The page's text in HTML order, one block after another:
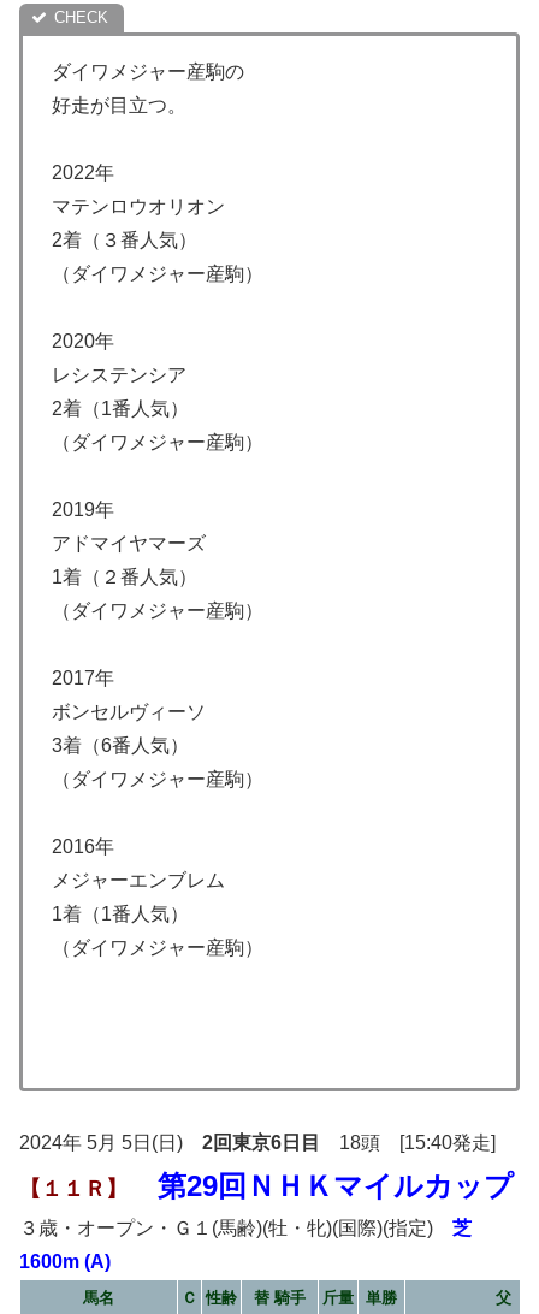
ダイワメジャー産駒の
好走が目立つ。
2022年
マテンロウオリオン
2着（３番人気）
（ダイワメジャー産駒）
2020年
レシステンシア
2着（1番人気）
（ダイワメジャー産駒）
2019年
アドマイヤマーズ
1着（２番人気）
（ダイワメジャー産駒）
2017年
ボンセルヴィーソ
3着（6番人気）
（ダイワメジャー産駒）
2016年
メジャーエンブレム
1着（1番人気）
（ダイワメジャー産駒）
2024年 5月 5日(日) 2回東京6日目 18頭 [15:40発走]
【１１Ｒ】 第29回ＮＨＫマイルカップ
３歳・オープン・Ｇ１(馬齢)(牡・牝)(国際)(指定) 芝
1600m (A)
馬名 Ｃ 性齢 替 騎手 斤量 単勝
父